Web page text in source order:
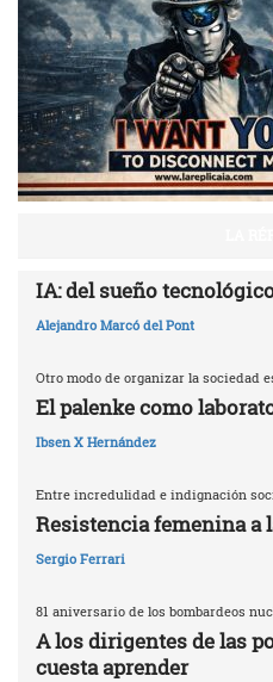
IA: del sueño
Alejandro Marcó del Pont
Otro modo de organizar la sociedad
El palenke como
Ibsen X Hernández
Entre incredulidad e indignación
Resistencia femenina a
Sergio Ferrari
81 aniversario de los bombardeos
A los dirigentes de las
cuesta aprender